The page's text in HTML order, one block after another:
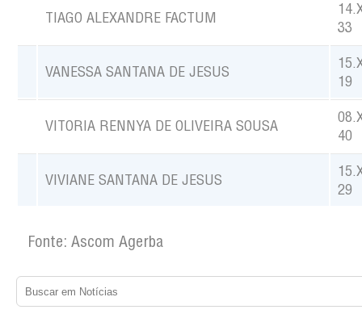
TIAGO ALEXANDRE FACTUM
33
VANESSA SANTANA DE JESUS
19
VITORIA RENNYA DE OLIVEIRA SOUSA
40
VIVIANE SANTANA DE JESUS
29
Fonte: Ascom Agerba